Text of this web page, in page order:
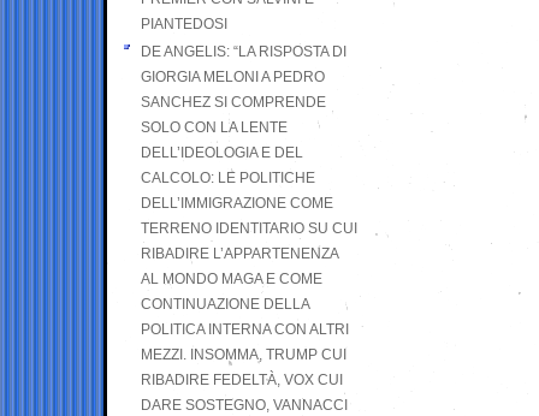
PIANTEDOSI
DE ANGELIS: “LA RISPOSTA DI
GIORGIA MELONI A PEDRO
SANCHEZ SI COMPRENDE
SOLO CON LA LENTE
DELL’IDEOLOGIA E DEL
CALCOLO: LE POLITICHE
DELL’IMMIGRAZIONE COME
TERRENO IDENTITARIO SU CUI
RIBADIRE L’APPARTENENZA
AL MONDO MAGA E COME
CONTINUAZIONE DELLA
POLITICA INTERNA CON ALTRI
MEZZI. INSOMMA, TRUMP CUI
RIBADIRE FEDELTÀ, VOX CUI
DARE SOSTEGNO, VANNACCI